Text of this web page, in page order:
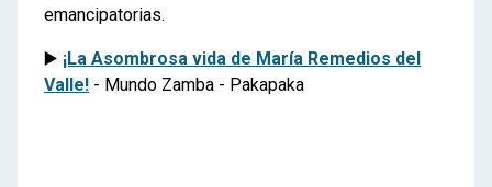
emancipatorias.
▶️ ¡La Asombrosa vida de María Remedios del
Valle! - Mundo Zamba - Pakapaka